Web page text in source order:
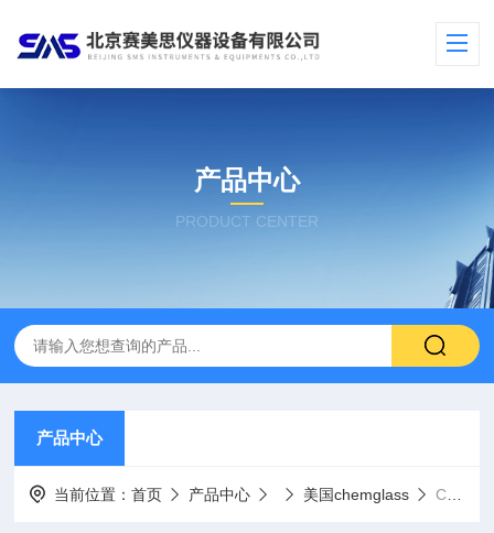
产品中心
PRODUCT CENTER
产品中心
当前位置：首页 产品中心 美国chemglass CG-834chemglass烧杯